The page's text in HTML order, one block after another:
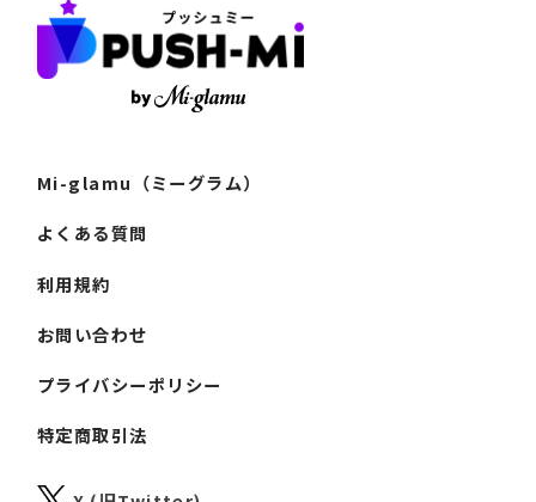
Mi-glamu（ミーグラム）
よくある質問
利用規約
お問い合わせ
プライバシーポリシー
特定商取引法